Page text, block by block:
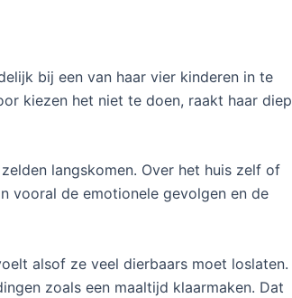
bij een van haar vier kinderen in te
kiezen het niet te doen, raakt haar diep
langskomen. Over het huis zelf of
vooral de emotionele gevolgen en de
alsof ze veel dierbaars moet loslaten.
zoals een maaltijd klaarmaken. Dat